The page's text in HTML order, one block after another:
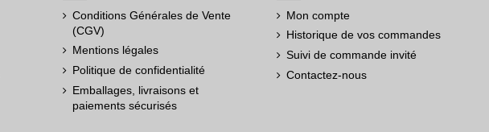
Conditions Générales de Vente
(CGV)
Mentions légales
Politique de confidentialité
Emballages, livraisons et
paiements sécurisés
Mon compte
Historique de vos commandes
Suivi de commande invité
Contactez-nous